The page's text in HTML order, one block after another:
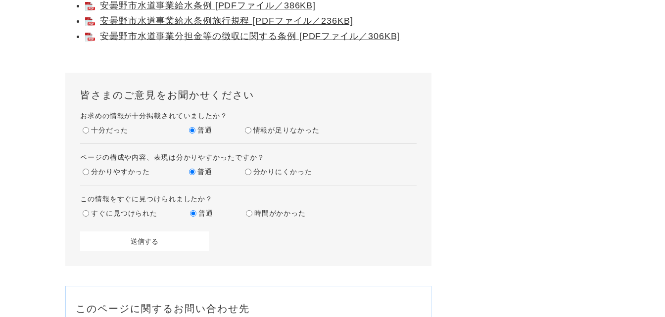
安曇野市水道事業給水条例 [PDFファイル／386KB]
安曇野市水道事業給水条例施行規程 [PDFファイル／236KB]
安曇野市水道事業分担金等の徴収に関する条例 [PDFファイル／306KB]
皆さまのご意見をお聞かせください
お求めの情報が十分掲載されていましたか？
十分だった
普通 情報が足りなかった
ページの構成や内容、表現は分かりやすかったですか？
分かりやすかった
普通 分かりにくかった
この情報をすぐに見つけられましたか？
すぐに見つけられた
普通 時間がかかった
このページに関するお問い合わせ先